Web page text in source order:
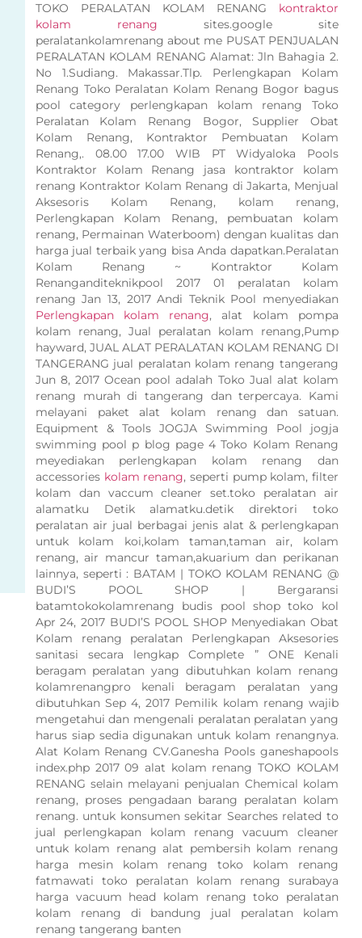
TOKO PERALATAN KOLAM RENANG kontraktor
kolam renang sites.google site
peralatankolamrenang about me PUSAT PENJUALAN
PERALATAN KOLAM RENANG Alamat: Jln Bahagia 2.
No 1.Sudiang. Makassar.Tlp. Perlengkapan Kolam
Renang Toko Peralatan Kolam Renang Bogor bagus
pool category perlengkapan kolam renang Toko
Peralatan Kolam Renang Bogor, Supplier Obat
Kolam Renang, Kontraktor Pembuatan Kolam
Renang,. 08.00 17.00 WIB PT Widyaloka Pools
Kontraktor Kolam Renang jasa kontraktor kolam
renang Kontraktor Kolam Renang di Jakarta, Menjual
Aksesoris Kolam Renang, kolam renang,
Perlengkapan Kolam Renang, pembuatan kolam
renang, Permainan Waterboom) dengan kualitas dan
harga jual terbaik yang bisa Anda dapatkan.Peralatan
Kolam Renang ~ Kontraktor Kolam
Renanganditeknikpool 2017 01 peralatan kolam
renang Jan 13, 2017 Andi Teknik Pool menyediakan
Perlengkapan kolam renang, alat kolam pompa
kolam renang, Jual peralatan kolam renang,Pump
hayward, JUAL ALAT PERALATAN KOLAM RENANG DI
TANGERANG jual peralatan kolam renang tangerang
Jun 8, 2017 Ocean pool adalah Toko Jual alat kolam
renang murah di tangerang dan terpercaya. Kami
melayani paket alat kolam renang dan satuan.
Equipment & Tools JOGJA Swimming Pool jogja
swimming pool p blog page 4 Toko Kolam Renang
meyediakan perlengkapan kolam renang dan
accessories kolam renang, seperti pump kolam, filter
kolam dan vaccum cleaner set.toko peralatan air
alamatku Detik alamatku.detik direktori toko
peralatan air jual berbagai jenis alat & perlengkapan
untuk kolam koi,kolam taman,taman air, kolam
renang, air mancur taman,akuarium dan perikanan
lainnya, seperti : BATAM | TOKO KOLAM RENANG @
BUDI’S POOL SHOP | Bergaransi
batamtokokolamrenang budis pool shop toko kol
Apr 24, 2017 BUDI’S POOL SHOP Menyediakan Obat
Kolam renang peralatan Perlengkapan Aksesories
sanitasi secara lengkap Complete ” ONE Kenali
beragam peralatan yang dibutuhkan kolam renang
kolamrenangpro kenali beragam peralatan yang
dibutuhkan Sep 4, 2017 Pemilik kolam renang wajib
mengetahui dan mengenali peralatan peralatan yang
harus siap sedia digunakan untuk kolam renangnya.
Alat Kolam Renang CV.Ganesha Pools ganeshapools
index.php 2017 09 alat kolam renang TOKO KOLAM
RENANG selain melayani penjualan Chemical kolam
renang, proses pengadaan barang peralatan kolam
renang. untuk konsumen sekitar Searches related to
jual perlengkapan kolam renang vacuum cleaner
untuk kolam renang alat pembersih kolam renang
harga mesin kolam renang toko kolam renang
fatmawati toko peralatan kolam renang surabaya
harga vacuum head kolam renang toko peralatan
kolam renang di bandung jual peralatan kolam
renang tangerang banten